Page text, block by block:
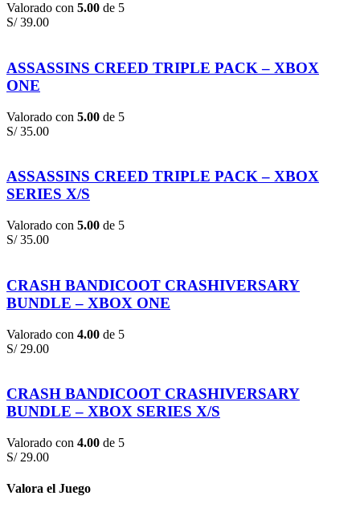
Valorado con 5.00 de 5
S/39.00
ASSASSINS CREED TRIPLE PACK – XBOX
ONE
Valorado con 5.00 de 5
S/35.00
ASSASSINS CREED TRIPLE PACK – XBOX
SERIES X/S
Valorado con 5.00 de 5
S/35.00
CRASH BANDICOOT CRASHIVERSARY
BUNDLE – XBOX ONE
Valorado con 4.00 de 5
S/29.00
CRASH BANDICOOT CRASHIVERSARY
BUNDLE – XBOX SERIES X/S
Valorado con 4.00 de 5
S/29.00
Valora el Juego